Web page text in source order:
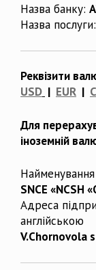
Назва банку:
Назва послуги:
Реквізити
USD | EUR |
Для
іноземній
SNCE «NCSH
Адреса
англійською
V.Chornovola